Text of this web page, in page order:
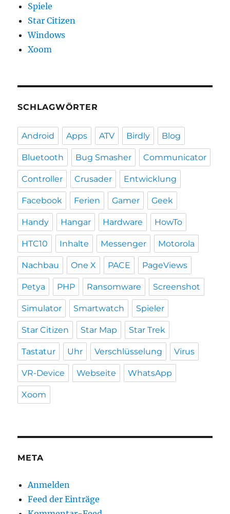
Spiele
Star Citizen
Windows
Xoom
SCHLAGWÖRTER
Android Apps ATV Birdly Blog
Bluetooth Bug Smasher Communicator
Controller Crusader Entwicklung
Facebook Ferien Gamer Geek
Handy Hangar Hardware HowTo
HTC10 Inhalte Messenger Motorola
Nachbau One X PACE PageViews
Petya PHP Ransomware Screenshot
Simulator Smartwatch Spieler
Star Citizen Star Map Star Trek
Tastatur Uhr Verschlüsselung Virus
VR-Device Webseite WhatsApp
Xoom
META
Anmelden
Feed der Einträge